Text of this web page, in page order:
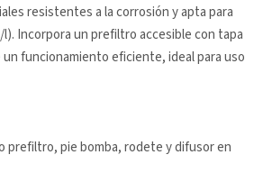
resistentes a la corrosión y apta para
l). Incorpora un prefiltro accesible con tapa
funcionamiento eficiente, ideal para uso
prefiltro, pie bomba, rodete y difusor en